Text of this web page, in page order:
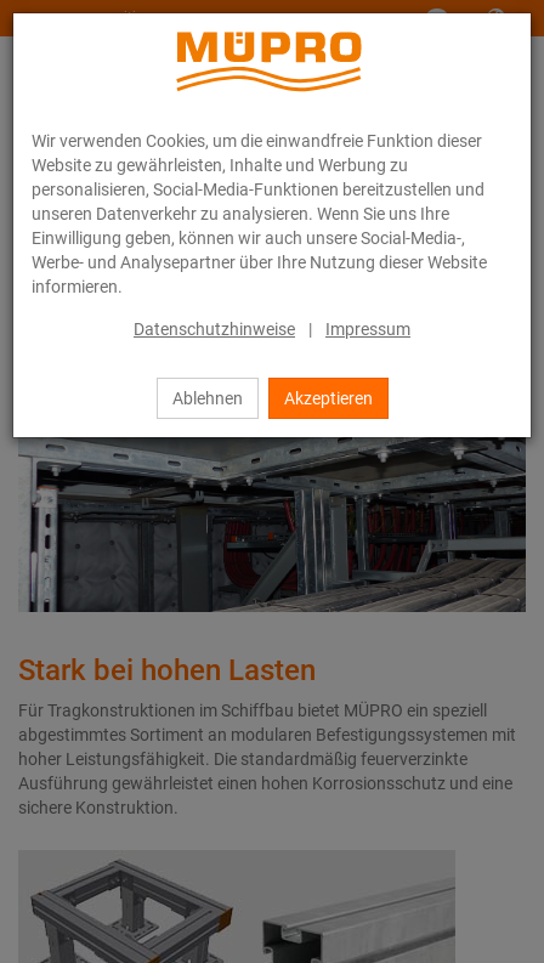
Wir verwenden Cookies, um die einwandfreie Funktion dieser
Website zu gewährleisten, Inhalte und Werbung zu
personalisieren, Social-Media-Funktionen bereitzustellen und
unseren Datenverkehr zu analysieren. Wenn Sie uns Ihre
Einwilligung geben, können wir auch unsere Social-Media-,
Werbe- und Analysepartner über Ihre Nutzung dieser Website
informieren.
Datenschutzhinweise | Impressum
Ablehnen Akzeptieren
www.muepro-maritim.com
Produktsysteme Schwerlastsystem
Schwerlastsystem
Stark bei hohen Lasten
Für Tragkonstruktionen im Schiffbau bietet MÜPRO ein speziell
abgestimmtes Sortiment an modularen Befestigungssystemen mit
hoher Leistungsfähigkeit. Die standardmäßig feuerverzinkte
Ausführung gewährleistet einen hohen Korrosionsschutz und eine
sichere Konstruktion.